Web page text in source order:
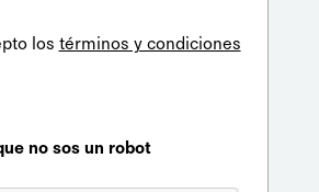
los términos y condiciones
no sos un robot